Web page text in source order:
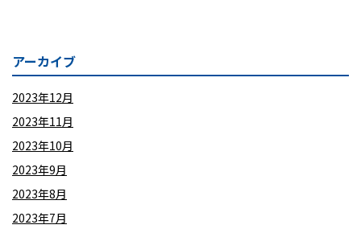
アーカイブ
2023年12月
2023年11月
2023年10月
2023年9月
2023年8月
2023年7月